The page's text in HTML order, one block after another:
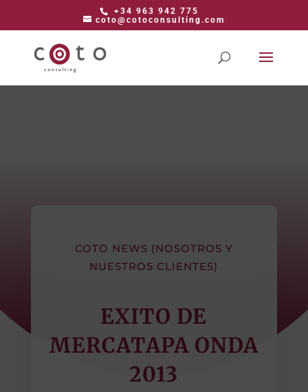
+34 963 942 775
coto@cotoconsulting.com
COTO NEWS (NOSOTROS Y
NUESTROS CLIENTES)
EXITO DE
MERCATAPA ONDA
2013